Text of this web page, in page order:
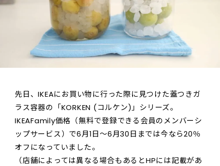
先日、IKEAにお買い物に行った際に見つけた蓋つきガ
ラス容器の「KORKEN (コルケン)」シリーズ。
IKEAFamily価格（無料で登録できる会員のメンバーシ
ップサービス）で6月1日～6月30日までは今なら20％
オフになっていました。
（店舗によっては異なる場合もあるとHPには記載があ